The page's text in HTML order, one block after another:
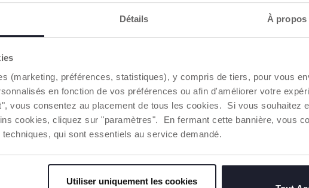
Détails À propos
(marketing, préférences, statistiques), y compris de tiers, pour vous
en fonction de vos préférences ou afin d'améliorer votre
vous consentez au placement de tous les cookies. Si vous souhaitez
cookies, cliquez sur "paramètres". En fermant cette bannière, vous
qui sont essentiels au service demandé.
Utiliser uniquement les cookies
est retenu
harnais à 5
sécurité optimale et une
position ergonomique du
moments. Têtière amovible (à
prolongée jusqu'à 105
pour plus de sécurité.
position face à la route
possible qu'à partir de